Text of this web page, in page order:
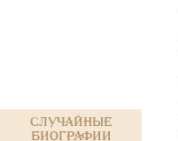
Случайные
биографии